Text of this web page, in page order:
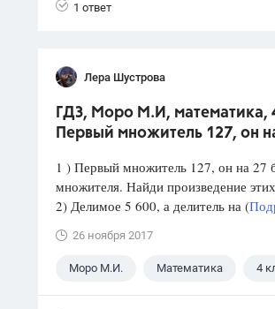
1 ответ
Лера Шустрова
ГДЗ, Моро М.И, математика,
Первый множитель 127, он
1 ) Первый множитель 127, он на 27
множителя. Найди произведение
2) Делимое 5 600, а делитель на (
26 ноября 2017
Моро М.И. Математика 4